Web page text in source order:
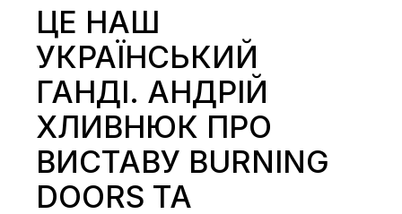
ЦЕ НАШ
УКРАЇНСЬКИЙ
ГАНДІ. АНДРІЙ
ХЛИВНЮК ПРО
ВИСТАВУ BURNING
DOORS ТА